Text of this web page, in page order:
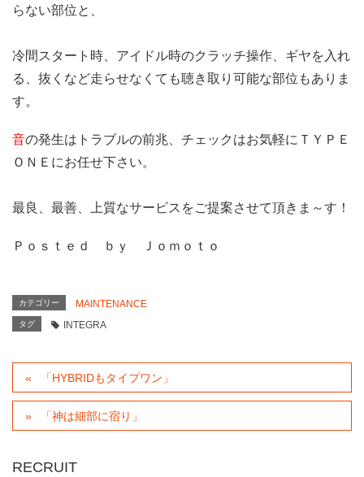
らない部位と、
冷間スタート時、アイドル時のクラッチ操作、ギヤを入れ
る、抜くなど走らせなくても聴き取り可能な部位もありま
す。
音の発生はトラブルの前兆、チェックはお気軽にＴＹＰＥ
ＯＮＥにお任せ下さい。
最良、最善、上質なサービスをご提案させて頂きま～す！
Ｐｏｓｔｅｄ ｂｙ Ｊｏｍｏｔｏ
カテゴリー MAINTENANCE
タグ INTEGRA
「HYBRIDもタイプワン」
「神は細部に宿り」
RECRUIT